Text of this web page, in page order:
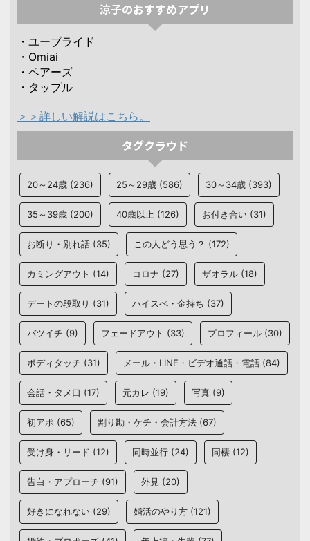
涼子のおすすめアプリ
・ユーブライド
・Omiai
・ペアーズ
・タップル
＞＞詳しい解説はこちら。
タグクラウド
20～24歳 (236) 25～29歳 (586) 30～34歳 (393)
35～39歳 (200) 40歳以上 (126) お付き合い (31)
お断り・別れ話 (35) この人どう思う？ (172)
カミングアウト (14) コロナ (27) ザオラル (18)
デートの段取り (31) ハイスぺ・金持ち (37)
バツイチ (9) フェードアウト (33) プロフィール (30)
ボディタッチ (31) メール・LINE・ビデオ通話・電話 (84)
会話・タメ口 (17) 元カレ (19) 写真 (9)
初アポ (65) 割り勘・ケチ・会計方法 (67)
受け身・リード (12) 同時並行 (24) 同棲 (12)
告白・アプローチ (91) 外見 (20)
好きになれない (29) 婚活のやり方 (121)